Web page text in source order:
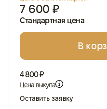
7 600 ₽
Стандартная цена
В
4 800 ₽
Цена выкупа
Оставить заявку